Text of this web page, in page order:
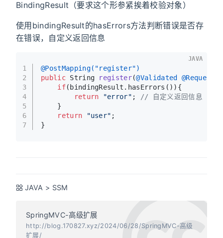
BindingResult（要求这个形参紧挨着校验对象）
使用bindingResult的hasErrors方法判断错误是否存
在错误，自定义返回信息
1
2
3
4
5
6
7
@PostMapping("register")
public String register(@Validated
if(bindingResult.hasErrors()){
return
"error" ; // 自定义返回信息
    }
return
"user" ;
}
JAVA
JAVA > SSM
SpringMVC-高级扩展
http://blog.170827.xyz/2024/06/28/SpringMVC-高级
扩展/